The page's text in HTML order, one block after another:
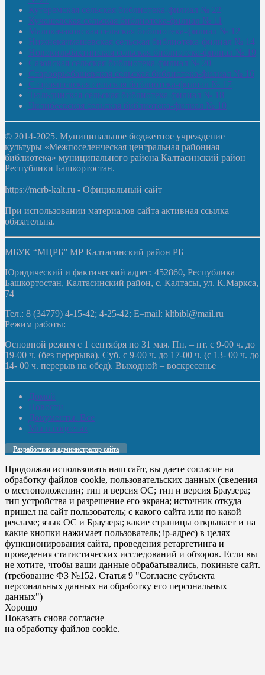
Кутеремская сельская библиотека-филиал № 22
Кучашевская сельская библиотека-филиал № 11
Малокачаковская сельская библиотека-филиал № 12
Нижнекачмашевская сельская библиотека-филиал № 14
Новокильбахтинская сельская библиотека-филиал № 19
Сазовская сельская библиотека-филиал № 20
Староорьебашевская сельская библиотека-филиал № 16
Старояшевская сельская библиотека-филиал № 17
Тюльдинская сельская библиотека-филиал № 18
Чилибеевская сельская библиотека-филиал № 10
© 2014-2025. Муниципальное бюджетное учреждение
культуры «Межпоселенческая центральная районная
библиотека» муниципального района Калтасинский район
Республики Башкортостан.
https://mcrb-kalt.ru - Официальный сайт
При использовании материалов сайта активная ссылка
обязательна.
МБУК “МЦРБ” МР Калтасинский район РБ
Юридический и фактический адрес: 452860, Республика
Башкортостан, Калтасинский район, с. Калтасы, ул. К.Маркса,
74
Тел.: 8 (34779) 4-15-42; 4-25-42; E–mail: kltbibl@mail.ru
Режим работы:
Основной режим с 1 сентября по 31 мая. Пн. – пт. с 9-00 ч. до
19-00 ч. (без перерыва). Суб. с 9-00 ч. до 17-00 ч. (с 13- 00 ч. до
14- 00 ч. перерыв на обед). Выходной – воскресенье
Домой
Новости
Документы. Все
Мы в соцсетях
Разработчик и администратор сайта
Продолжая использовать наш сайт, вы даете согласие на
обработку файлов cookie, пользовательских данных (сведения
о местоположении; тип и версия ОС; тип и версия Браузера;
тип устройства и разрешение его экрана; источник откуда
пришел на сайт пользователь; с какого сайта или по какой
рекламе; язык ОС и Браузера; какие страницы открывает и на
какие кнопки нажимает пользователь; ip-адрес) в целях
функционирования сайта, проведения ретаргетинга и
проведения статистических исследований и обзоров. Если вы
не хотите, чтобы ваши данные обрабатывались, покиньте сайт.
(требование ФЗ №152. Статья 9 "Согласие субъекта
персональных данных на обработку его персональных
данных")
Хорошо
Показать снова согласие
на обработку файлов cookie.